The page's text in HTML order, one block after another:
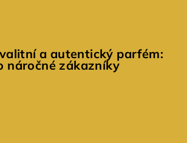
a autentický parfém:
náročné zákazníky